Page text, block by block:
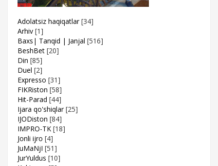
Adolatsiz haqiqatlar [34]
Arhiv [1]
Baxs| Tanqid | Janjal [516]
BeshBet [20]
Din [85]
Duel [2]
Expresso [31]
FIKRiston [58]
Hit-Parad [44]
Ijara qo'shiqlar [25]
IJODiston [84]
IMPRO-TK [18]
Jonli ijro [4]
JuMaNjI [51]
JurYuldus [10]